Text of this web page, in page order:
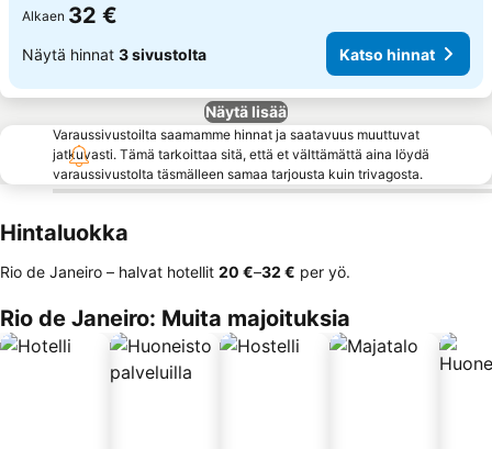
Alkaen 32 €
Näytä hinnat 3 sivustolta Katso hinnat
Näytä lisää
Varaussivustoilta saamamme hinnat ja saatavuus muuttuvat
jatkuvasti. Tämä tarkoittaa sitä, että et välttämättä aina löydä
varaussivustolta täsmälleen samaa tarjousta kuin trivagosta.
Hintaluokka
Rio de Janeiro – halvat hotellit ‎20 €–‎32 € per yö.
Rio de Janeiro: Muita majoituksia